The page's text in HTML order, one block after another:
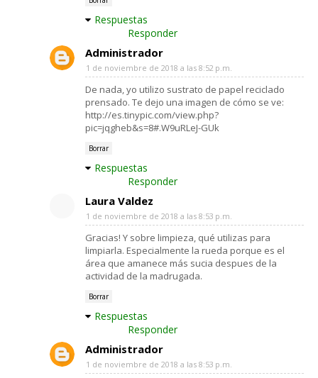
Respuestas
Responder
Administrador
1 de noviembre de 2018 a las 8:52 p.m.
De nada, yo utilizo sustrato de papel reciclado
prensado. Te dejo una imagen de cómo se ve:
http://es.tinypic.com/view.php?
pic=jqgheb&s=8#.W9uRLeJ-GUk
Borrar
Respuestas
Responder
Laura Valdez
1 de noviembre de 2018 a las 8:53 p.m.
Gracias! Y sobre limpieza, qué utilizas para
limpiarla. Especialmente la rueda porque es el
área que amanece más sucia despues de la
actividad de la madrugada.
Borrar
Respuestas
Responder
Administrador
1 de noviembre de 2018 a las 8:53 p.m.